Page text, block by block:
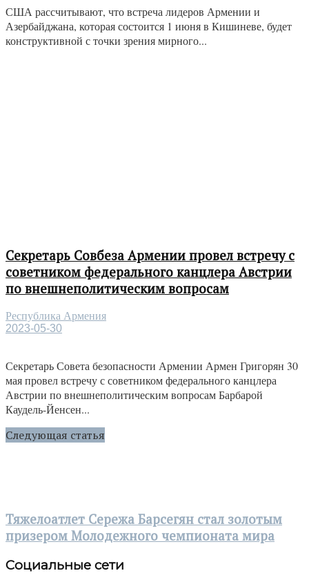
США рассчитывают, что встреча лидеров Армении и
Азербайджана, которая состоится 1 июня в Кишиневе, будет
конструктивной с точки зрения мирного...
Секретарь Совбеза Армении провел встречу с
советником федерального канцлера Австрии
по внешнеполитическим вопросам
Республика Армения
2023-05-30
Секретарь Совета безопасности Армении Армен Григорян 30
мая провел встречу с советником федерального канцлера
Австрии по внешнеполитическим вопросам Барбарой
Каудель-Йенсен...
Следующая статья
Тяжелоатлет Сережа Барсегян стал золотым
призером Молодежного чемпионата мира
Социальные сети